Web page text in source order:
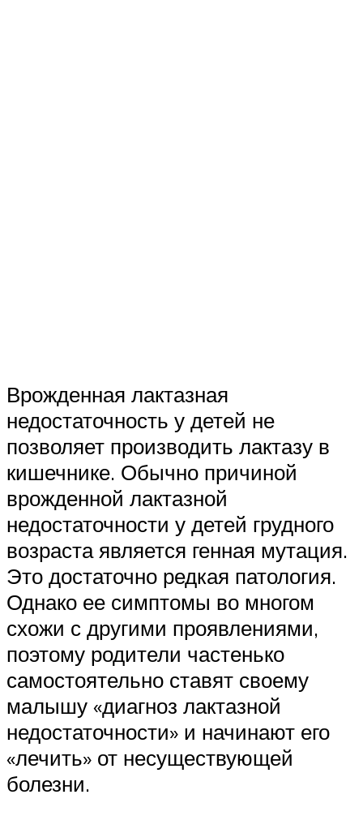
Врожденная лактазная
недостаточность у детей не
позволяет производить лактазу в
кишечнике. Обычно причиной
врожденной лактазной
недостаточности у детей грудного
возраста является генная мутация.
Это достаточно редкая патология.
Однако ее симптомы во многом
схожи с другими проявлениями,
поэтому родители частенько
самостоятельно ставят своему
малышу «диагноз лактазной
недостаточности» и начинают его
«лечить» от несуществующей
болезни.